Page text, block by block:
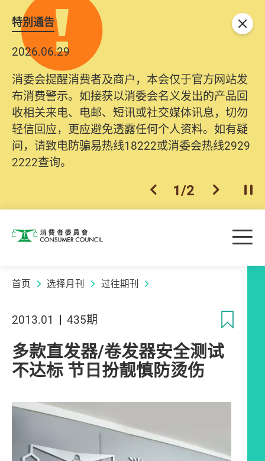
特別通告
2026.06.29
消委会提醒消费者及商户，本会仅于官方网站发
布消费警示。如接获以消委会名义发出的产品回
收相关来电、电邮、短讯或社交媒体讯息，切勿
轻信回应，更应避免透露任何个人资料。如有疑
问，请致电防骗易热线18222或消委会热线2929
2222查询。
上一个
1/2 下一个开
关闭
消费者委员会 目
首页 选择月刊 过往期刊
2013.01 435期
多款直发器/卷发器安全测试
不达标 节日扮靓慎防烫伤